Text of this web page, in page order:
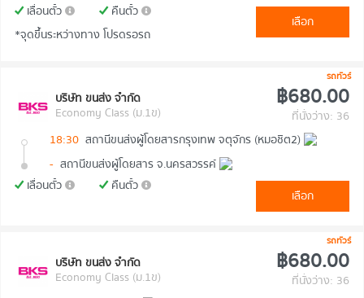
เลื่อนตั๋ว
คืนตั๋ว
*จุดขึ้นระหว่างทาง โปรดรอรถ
เลือก
รถทัวร์
บริษัท ขนส่ง จำกัด
Economy Class (ม.1ข)
฿680.00
ที่นั่งว่าง: 36
18:30 สถานีขนส่งผู้โดยสารกรุงเทพ จตุจักร (หมอชิต2)
- สถานีขนส่งผู้โดยสาร จ.นครสวรรค์
เลื่อนตั๋ว
คืนตั๋ว
เลือก
รถทัวร์
บริษัท ขนส่ง จำกัด
Economy Class (ม.1ข)
฿680.00
ที่นั่งว่าง: 36